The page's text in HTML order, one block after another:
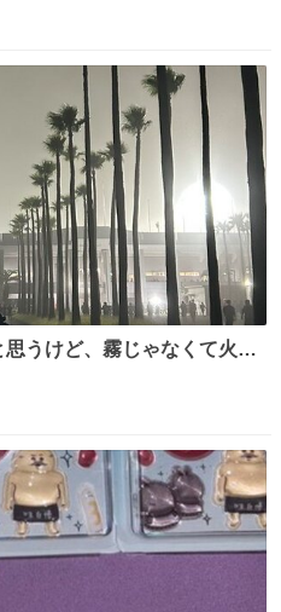
うけど、霧じゃなくて火山